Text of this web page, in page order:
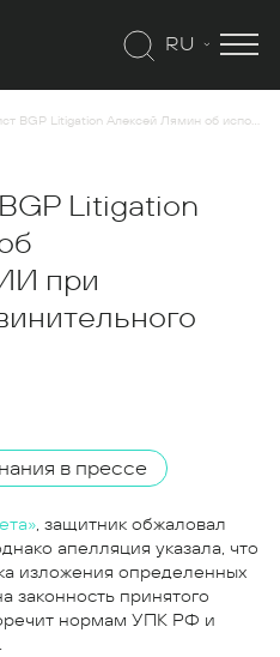
RU
Алексей Лямин об использовании ИИ при составлении обвинительного приговора
Litigation
при
в прессе
, защитник обжаловал
апелляция указала, что
изложения определенных
законность принятого
нормам УПК РФ и